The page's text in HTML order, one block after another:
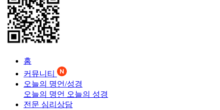
홈
커뮤니티
오늘의 명언/성경
오늘의 명언 오늘의 성경
전문 심리상담